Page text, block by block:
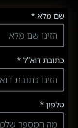
שם מלא *
כתובת דוא"ל *
טלפון *